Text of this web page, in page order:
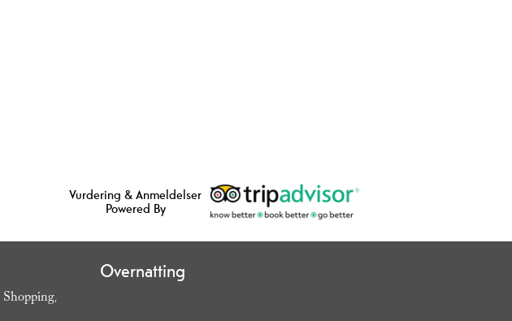
Vurdering & Anmeldelser
Powered By
Shopping,
Overnatting